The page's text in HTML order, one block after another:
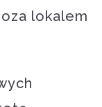
lokalem